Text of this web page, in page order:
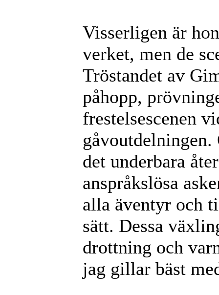
Visserligen är
verket, men de
Tröstandet av
påhopp,
frestelsescenen
det underbara
anspråkslösa
alla äventyr och
sätt. Dessa
drottning och
jag gillar bäst